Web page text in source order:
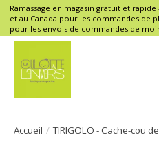
Ramassage en magasin gratuit et
et au Canada pour les commandes de
pour les envois de commandes de
Accueil / TIRIGOLO - Cache-cou